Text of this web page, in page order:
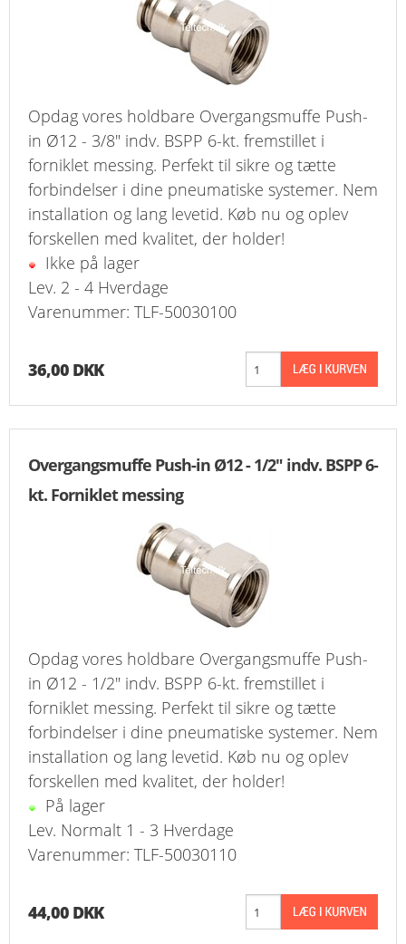
Opdag vores holdbare Overgangsmuffe Push-
in Ø12 - 3/8" indv. BSPP 6-kt. fremstillet i
forniklet messing. Perfekt til sikre og tætte
forbindelser i dine pneumatiske systemer. Nem
installation og lang levetid. Køb nu og oplev
forskellen med kvalitet, der holder!
Ikke på lager
Lev. 2 - 4 Hverdage
Varenummer: TLF-50030100
36,00 DKK
Overgangsmuffe Push-in Ø12 - 1/2" indv. BSPP 6-
kt. Forniklet messing
Opdag vores holdbare Overgangsmuffe Push-
in Ø12 - 1/2" indv. BSPP 6-kt. fremstillet i
forniklet messing. Perfekt til sikre og tætte
forbindelser i dine pneumatiske systemer. Nem
installation og lang levetid. Køb nu og oplev
forskellen med kvalitet, der holder!
På lager
Lev. Normalt 1 - 3 Hverdage
Varenummer: TLF-50030110
44,00 DKK